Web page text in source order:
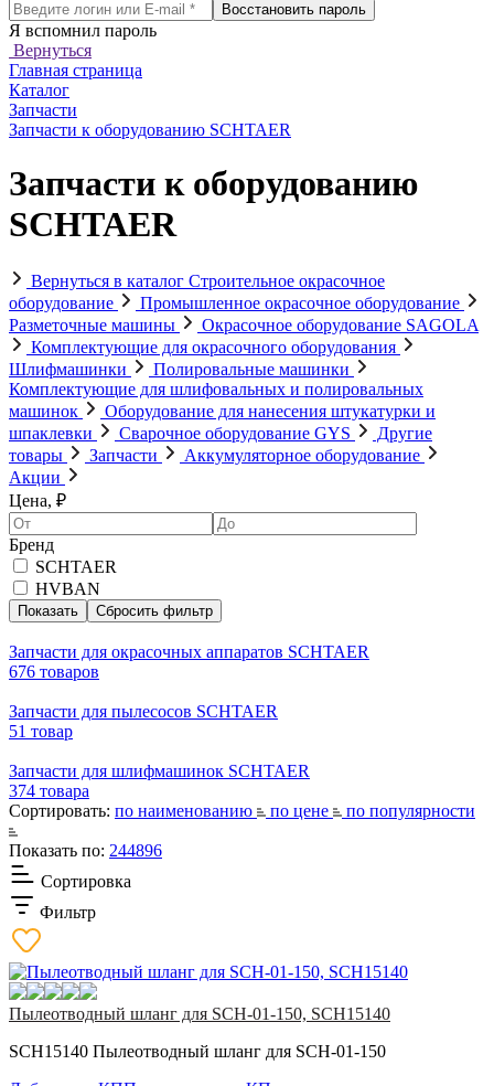
Восстановить пароль
Я вспомнил пароль
Вернуться
Главная страница
Каталог
Запчасти
Запчасти к оборудованию SCHTAER
Запчасти к оборудованию
SCHTAER
Вернуться в каталог Строительное окрасочное
оборудование
Промышленное окрасочное оборудование
Разметочные машины
Окрасочное оборудование SAGOLA
Комплектующие для окрасочного оборудования
Шлифмашинки
Полировальные машинки
Комплектующие для шлифовальных и полировальных
машинок
Оборудование для нанесения штукатурки и
шпаклевки
Сварочное оборудование GYS
Другие
товары
Запчасти
Аккумуляторное оборудование
Акции
Цена, ₽
Бренд
SCHTAER
HVBAN
Запчасти для окрасочных аппаратов SCHTAER
676 товаров
Запчасти для пылесосов SCHTAER
51 товар
Запчасти для шлифмашинок SCHTAER
374 товара
Сортировать: по наименованию по цене по популярности
Показать по: 244896
Сортировка
Фильтр
Пылеотводный шланг для SCH-01-150, SCH15140
SCH15140 Пылеотводный шланг для SCH-01-150